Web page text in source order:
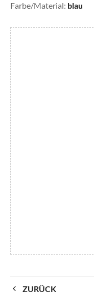
Farbe/Material: blau
ZURÜCK